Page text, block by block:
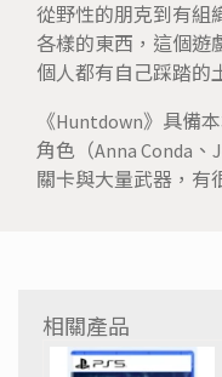
從野性的朋克到有組
各樣的東西，這個遊
個人都有自己踩踏的
《Huntdown》具備
角色（Anna Conda、
關卡與大量武器，有
相關產品